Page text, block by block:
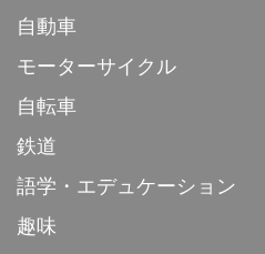
自動車
モーターサイクル
自転車
鉄道
語学・エデュケーション
趣味